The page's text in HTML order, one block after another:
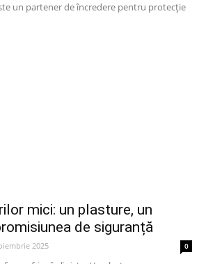
un partener de încredere pentru protecție
mici: un plasture, un
de siguranță
2025 0